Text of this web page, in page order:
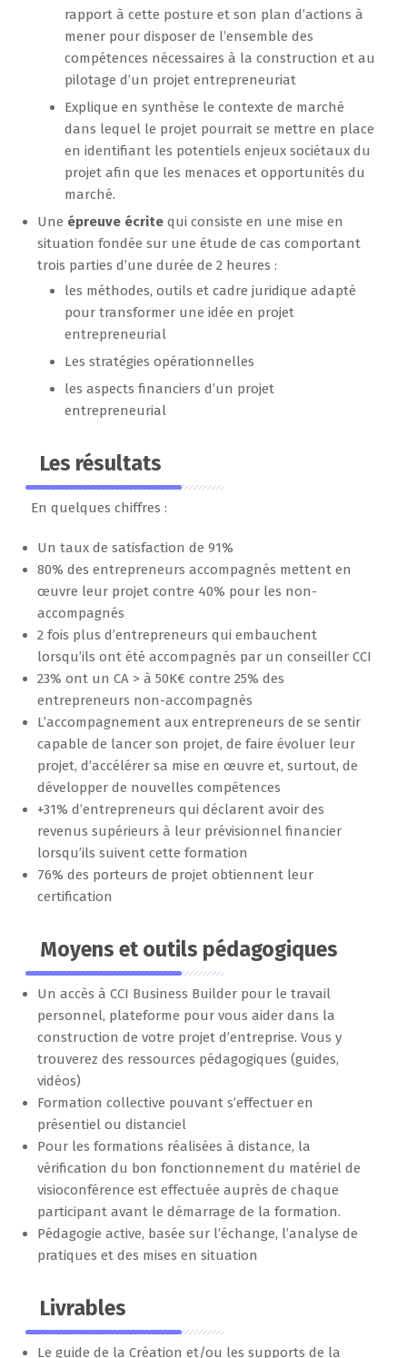
rapport à cette posture et son plan d’actions à
mener pour disposer de l’ensemble des
compétences nécessaires à la construction et au
pilotage d’un projet entrepreneuriat
Explique en synthèse le contexte de marché
dans lequel le projet pourrait se mettre en place
en identifiant les potentiels enjeux sociétaux du
projet afin que les menaces et opportunités du
marché.
Une épreuve écritequi consiste en une mise en
situation fondée sur une étude de cas comportant
trois parties d’une durée de 2 heures :
les méthodes, outils et cadre juridique adapté
pour transformer une idée en projet
entrepreneurial
Les stratégies opérationnelles
les aspects financiers d’un projet
entrepreneurial
Les résultats
En quelques chiffres :
Un taux de satisfaction de 91%
80% des entrepreneurs accompagnés mettent en
œuvre leur projet contre 40% pour les non-
accompagnés
2 fois plus d’entrepreneurs qui embauchent
lorsqu’ils ont été accompagnés par un conseiller CCI
23% ont un CA > à 50K€ contre 25% des
entrepreneurs non-accompagnés
L’accompagnement aux entrepreneurs de se sentir
capable de lancer son projet, de faire évoluer leur
projet, d’accélérer sa mise en œuvre et, surtout, de
développer de nouvelles compétences
+31% d’entrepreneurs qui déclarent avoir des
revenus supérieurs à leur prévisionnel financier
lorsqu’ils suivent cette formation
76% des porteurs de projet obtiennent leur
certification
Moyens et outils pédagogiques
Un accès à CCI Business Builder pour le travail
personnel, plateforme pour vous aider dans la
construction de votre projet d’entreprise. Vous y
trouverez des ressources pédagogiques (guides,
vidéos)
Formation collective pouvant s’effectuer en
présentiel ou distanciel
Pour les formations réalisées à distance, la
vérification du bon fonctionnement du matériel de
visioconférence est effectuée auprès de chaque
participant avant le démarrage de la formation.
Pédagogie active, basée sur l’échange, l’analyse de
pratiques et des mises en situation
Livrables
Le guide de la Création et/ou les supports de la